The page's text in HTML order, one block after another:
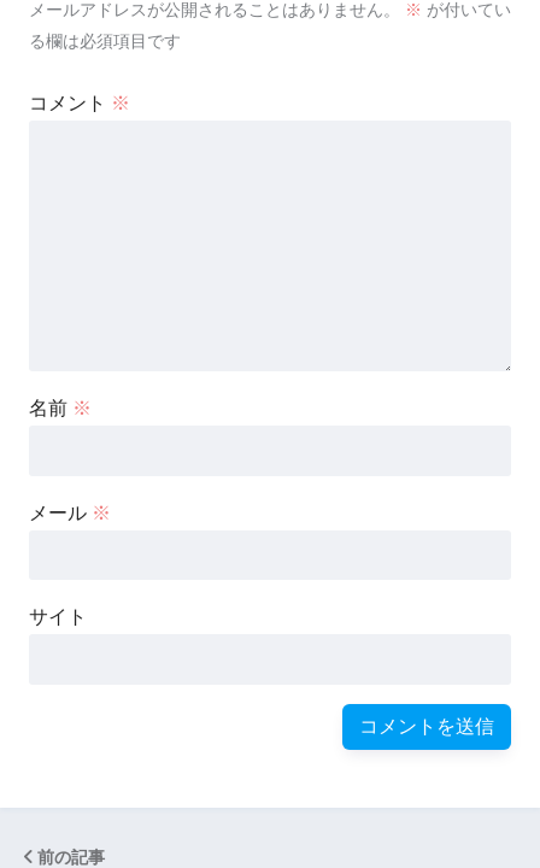
メールアドレスが公開されることはありません。 ※ が付いてい
る欄は必須項目です
コメント ※
名前 ※
メール ※
サイト
前の記事